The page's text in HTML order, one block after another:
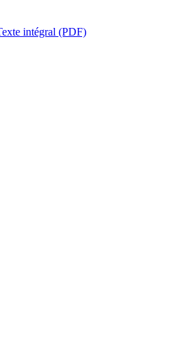
intégral (PDF)